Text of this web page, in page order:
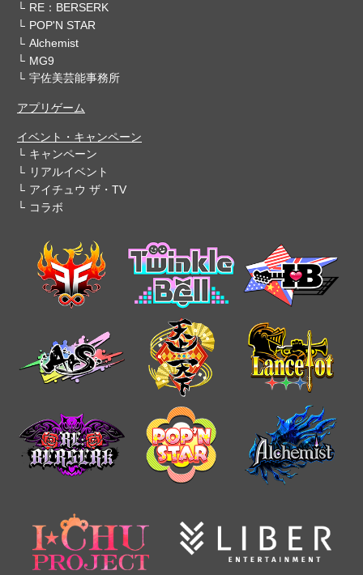
RE：BERSERK
POP'N STAR
Alchemist
MG9
宇佐美芸能事務所
アプリゲーム
イベント・キャンペーン
キャンペーン
リアルイベント
アイチュウ ザ・TV
コラボ